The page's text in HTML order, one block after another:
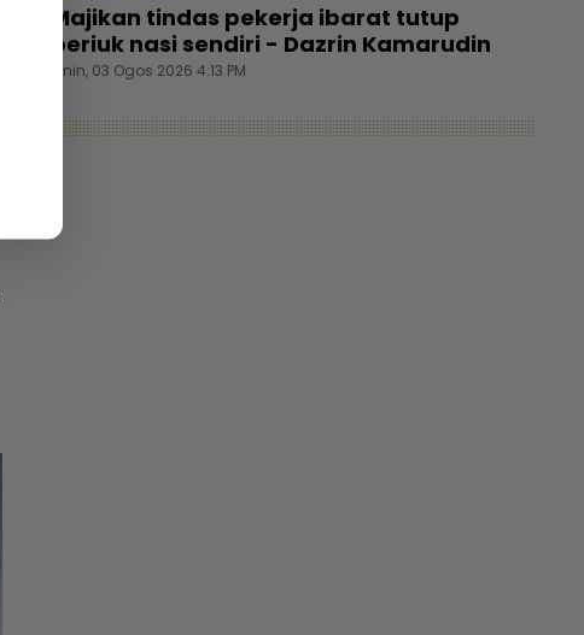
Majikan tindas pekerja ibarat tutup
periuk nasi sendiri - Dazrin Kamarudin
Isnin, 03 Ogos 2026 4:13 PM